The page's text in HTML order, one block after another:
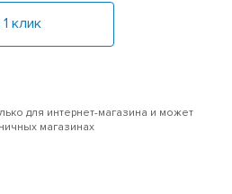
клик
для интернет-магазина и может
магазинах